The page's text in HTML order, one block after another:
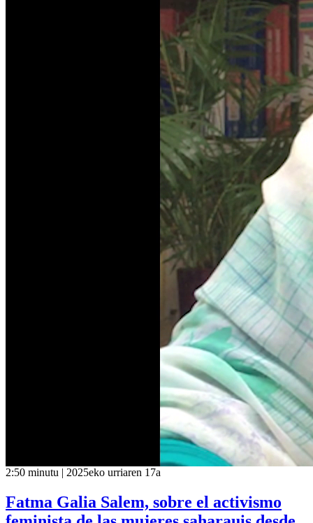
2:50 minutu | 2025eko urriaren 17a
Fatma Galia Salem, sobre el activismo